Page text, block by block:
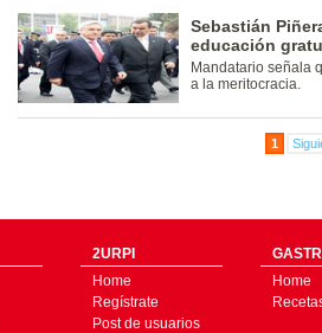
Sebastián
educación
Mandatario señala
a la meritocracia.
1
2URPI
Home
Regístrate
Post de usuarios
Home